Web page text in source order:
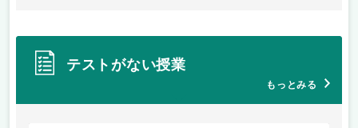
テストがない授業
もっとみる